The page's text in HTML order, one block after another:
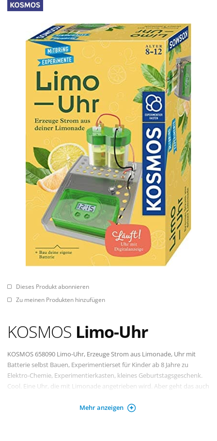
Dieses Produkt abonnieren
Zu meinen Produkten hinzufügen
KOSMOS Limo-Uhr
KOSMOS 658090 Limo-Uhr, Erzeuge Strom aus Limonade, Uhr mit
Batterie selbst Bauen, Experimentierset für Kinder ab 8 Jahre zu
Elektro-Chemie, Experimentierkasten, kleines Geburtstagsgeschenk.
Cool. Eine Uhr, die mit Limonade angetrieben wird. Aber geht das auch
Mehr anzeigen